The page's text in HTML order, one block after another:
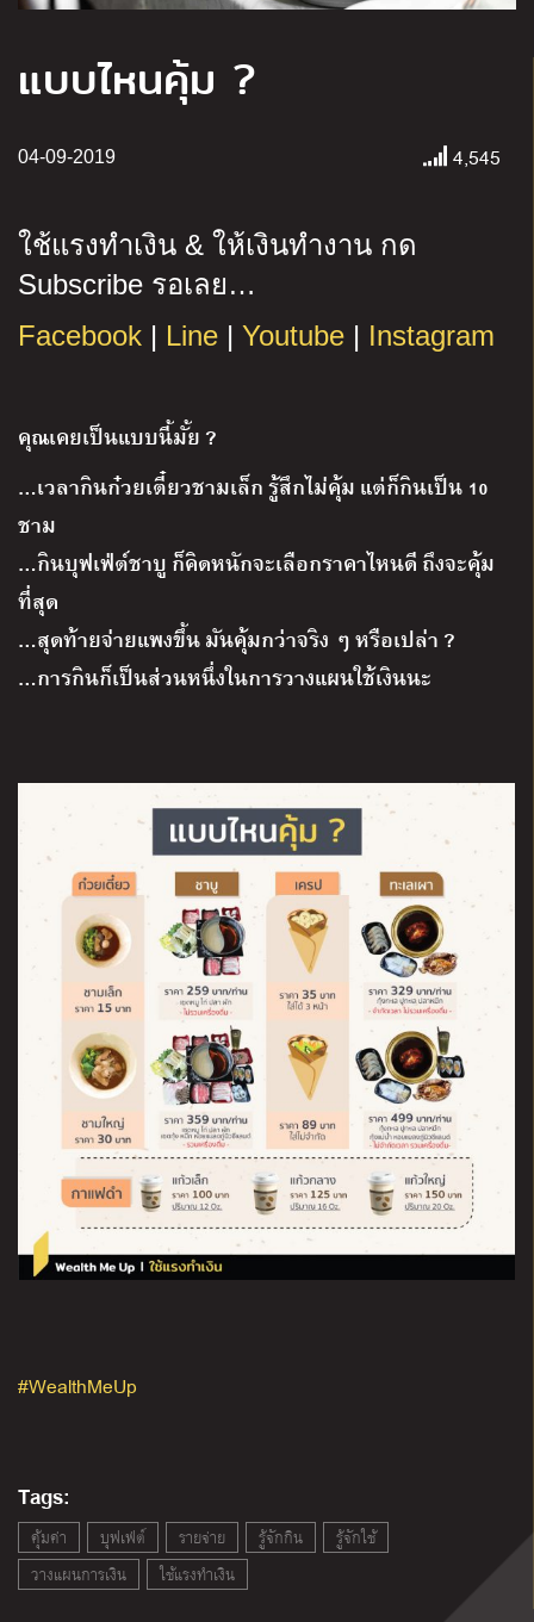
แบบไหนคุ้ม ?
04-09-2019 4,545
ใช้แรงทำเงิน & ให้เงินทำงาน กด
Subscribe รอเลย…
Facebook | Line | Youtube | Instagram
คุณเคยเป็นแบบนี้มั้ย ?
…เวลากินก๋วยเตี๋ยวชามเล็ก รู้สึกไม่คุ้ม แต่ก็กินเป็น 10
ชาม
…กินบุฟเฟ่ต์ชาบู ก็คิดหนักจะเลือกราคาไหนดี ถึงจะคุ้ม
ที่สุด
…สุดท้ายจ่ายแพงขึ้น มันคุ้มกว่าจริง ๆ หรือเปล่า ?
…การกินก็เป็นส่วนหนึ่งในการวางแผนใช้เงินนะ
#WealthMeUp
Tags:
คุ้มค่า บุฟเฟ่ต์ รายจ่าย รู้จักกิน
รู้จักใช้
วางแผนการเงิน
ใช้แรงทำเงิน